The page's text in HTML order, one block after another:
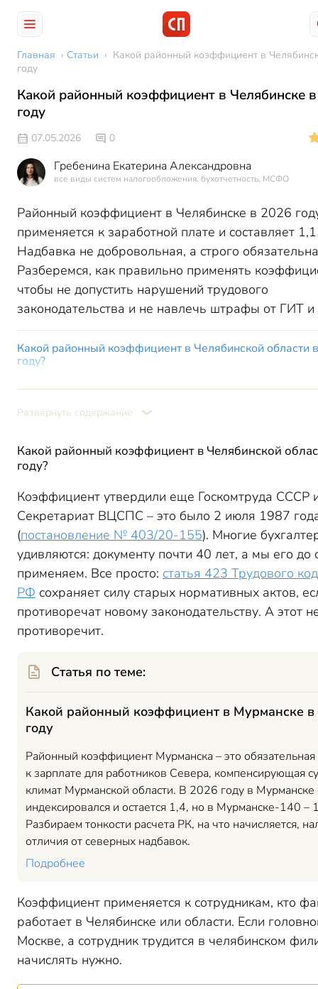
Главная › Статьи › Какой районный коэффициент в
году
Какой районный коэффициент в Челябинске
году
07.05.2026 0
Гребенина Екатерина Александровна
все виды систем налогообложения, бухотчетность, МСФО
Районный коэффициент в Челябинске в 2026
применяется к заработной плате и составляет
Надбавка не добровольная, а строго
Разберемся, как правильно применять
чтобы не допустить нарушений трудового
законодательства и не навлечь штрафы от ГИТ
Какой районный коэффициент в Челябинской области
году?
МРОТ в Челябинской области с учетом коэффициента
Итоги
Развернуть содержание
Какой районный коэффициент в Челябинской
году?
Коэффициент утвердили еще Госкомтруда СССР
Секретариат ВЦСПС – это было 2 июля 1987
(постановление № 403/20-155). Многие
удивляются: документу почти 40 лет, а мы его до
применяем. Все просто: статья 423 Трудового
РФ сохраняет силу старых нормативных актов,
противоречат новому законодательству. А этот
противоречит.
Статья по теме:
Какой районный коэффициент в Мурманске
году
Районный коэффициент Мурманска – это обязательная
к зарплате для работников Севера, компенсирующая
климат Мурманской области. В 2026 году в Мурманске
индексировался и остается 1,4, но в Мурманске-140 –
Разбираем тонкости расчета РК, на что начисляется,
отличия от северных надбавок.
Подробнее
Коэффициент применяется к сотрудникам, кто
работает в Челябинске или области. Если
Москве, а сотрудник трудится в челябинском
начислять нужно.